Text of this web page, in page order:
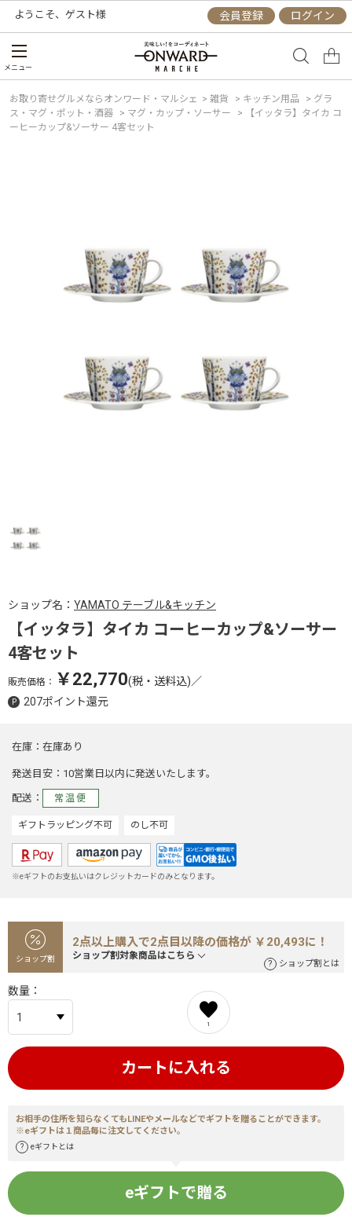
ようこそ、 ゲスト様 会員登録 ログイン
メニュー
お取り寄せグルメならオンワード・マルシェ > 雑貨 > キッチン用品 > グラ
ス・マグ・ポット・酒器
> マグ・カップ・ソーサー >
【イッタラ】タイカ コ
ーヒーカップ&ソーサー 4客セット
ショップ名： YAMATO テーブル&キッチン
【イッタラ】タイカ コーヒーカップ&ソーサー
4客セット
販売価格： ￥22,770(税・送料込)／
207ポイント還元
在庫 在庫あり
発送目安 10営業日以内に発送いたします。
配送 常温便
ギフトラッピング不可 のし不可
※eギフトのお支払いはクレジットカードのみとなります。
ショップ割
2点以上購入で2点目以降の価格が ￥20,493に！
ショップ割対象商品はこちら
ショップ割とは
数量
1
カートに入れる
お相手の住所を知らなくてもLINEやメールなどでギフトを贈ることができます。
※eギフトは１商品毎に注文してください。
eギフトとは
eギフトで贈る